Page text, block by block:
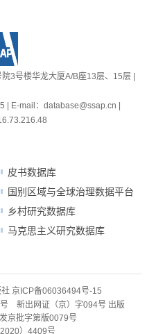
3号楼华龙大厦A/B座13层、15层 |
| E-mail：database@ssap.cn |
皮书数据库
国别区域与全球治理数据平台
乡村研究数据库
马克思主义研究数据库
京ICP备06036494号-15
新出网证（京）字094号 出版
京批字第版0079号
）4409号